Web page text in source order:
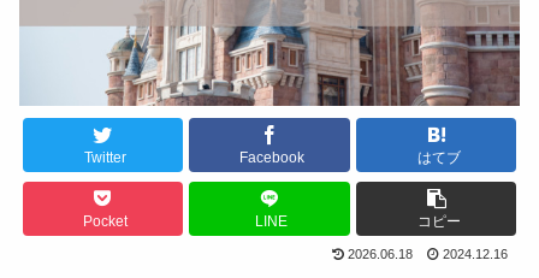
Twitter Facebook はてブ
Pocket LINE コピー
2026.06.18 2024.12.16